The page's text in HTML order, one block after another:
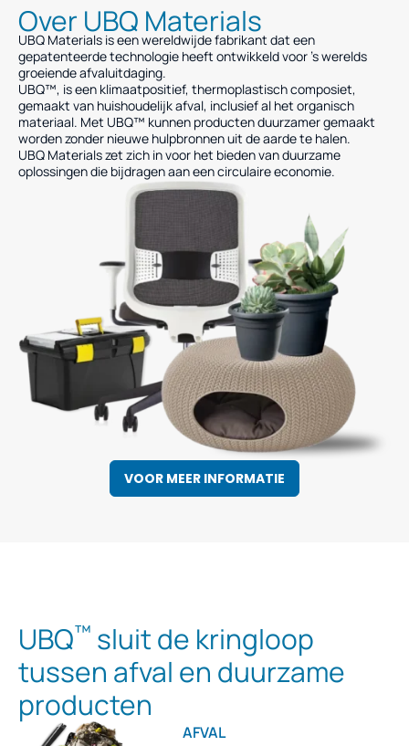
Over UBQ Materials
UBQ Materials is een wereldwijde fabrikant dat een
gepatenteerde technologie heeft ontwikkeld voor ’s werelds
groeiende afvaluitdaging.
UBQ™, is een klimaatpositief, thermoplastisch composiet,
gemaakt van huishoudelijk afval, inclusief al het organisch
materiaal. Met UBQ™ kunnen producten duurzamer gemaakt
worden zonder nieuwe hulpbronnen uit de aarde te halen.
UBQ Materials zet zich in voor het bieden van duurzame
oplossingen die bijdragen aan een circulaire economie.
VOOR MEER INFORMATIE
UBQ™ sluit de kringloop
tussen afval en duurzame
producten
AFVAL